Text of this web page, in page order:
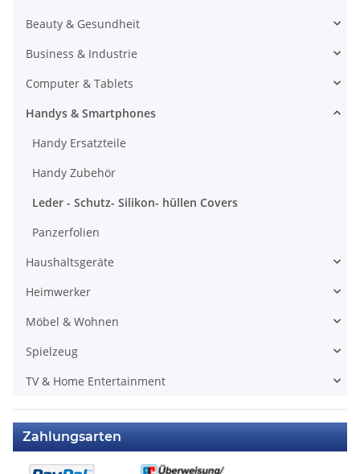
Beauty & Gesundheit
Business & Industrie
Computer & Tablets
Handys & Smartphones
Handy Ersatzteile
Handy Zubehör
Leder - Schutz- Silikon- hüllen Covers
Panzerfolien
Haushaltsgeräte
Heimwerker
Möbel & Wohnen
Spielzeug
TV & Home Entertainment
Zahlungsarten